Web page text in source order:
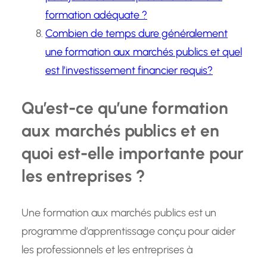
formation adéquate ?
Combien de temps dure généralement
une formation aux marchés publics et quel
est l’investissement financier requis?
Qu’est-ce qu’une formation
aux marchés publics et en
quoi est-elle importante pour
les entreprises ?
Une formation aux marchés publics est un
programme d’apprentissage conçu pour aider
les professionnels et les entreprises à